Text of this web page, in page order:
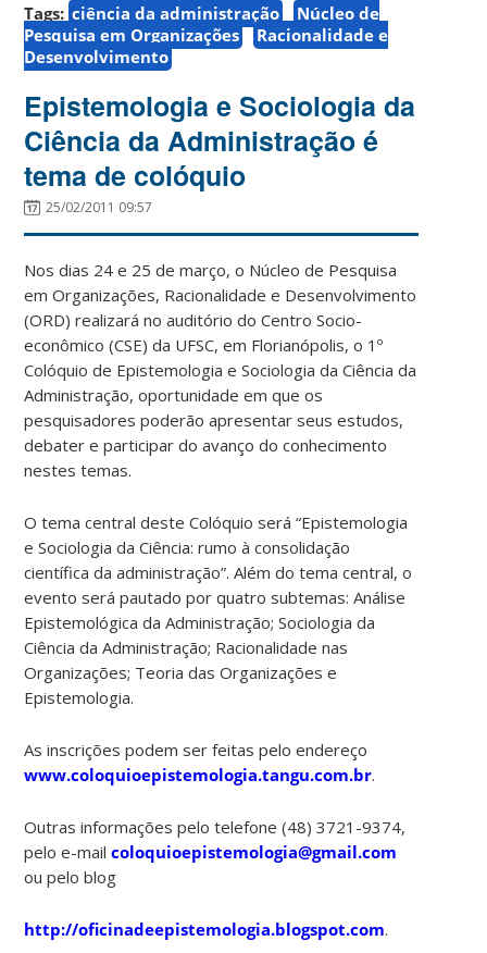
Tags: ciência da administração
Núcleo de
Pesquisa em Organizações
Racionalidade e
Desenvolvimento
Epistemologia e Sociologia da
Ciência da Administração é
tema de colóquio
25/02/2011 09:57
Nos dias 24 e 25 de março, o Núcleo de Pesquisa
em Organizações, Racionalidade e Desenvolvimento
(ORD) realizará no auditório do Centro Socio-
econômico (CSE) da UFSC, em Florianópolis, o 1º
Colóquio de Epistemologia e Sociologia da Ciência da
Administração, oportunidade em que os
pesquisadores poderão apresentar seus estudos,
debater e participar do avanço do conhecimento
nestes temas.
O tema central deste Colóquio será “Epistemologia
e Sociologia da Ciência: rumo à consolidação
científica da administração”. Além do tema central, o
evento será pautado por quatro subtemas: Análise
Epistemológica da Administração; Sociologia da
Ciência da Administração; Racionalidade nas
Organizações; Teoria das Organizações e
Epistemologia.
As inscrições podem ser feitas pelo endereço
www.coloquioepistemologia.tangu.com.br.
Outras informações pelo telefone (48) 3721-9374,
pelo e-mailcoloquioepistemologia@gmail.com
ou pelo blog
http://oficinadeepistemologia.blogspot.com.